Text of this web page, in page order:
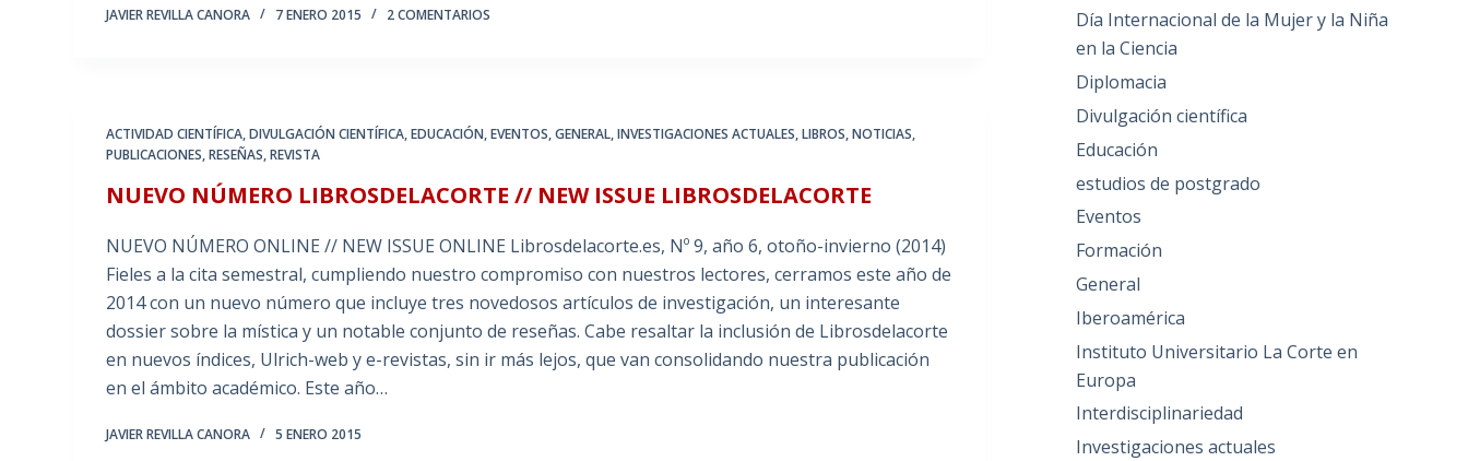
JAVIER REVILLA CANORA 7 ENERO 2015 2 COMENTARIOS
ACTIVIDAD CIENTÍFICA,DIVULGACIÓN CIENTÍFICA,EDUCACIÓN,EVENTOS,GENERAL,INVESTIGACIONES ACTUALES,LIBROS,NOTICIAS,
PUBLICACIONES,RESEÑAS,REVISTA
NUEVO NÚMERO LIBROSDELACORTE // NEW ISSUE LIBROSDELACORTE
NUEVO NÚMERO ONLINE // NEW ISSUE ONLINE Librosdelacorte.es, Nº 9, año 6, otoño-invierno (2014)
Fieles a la cita semestral, cumpliendo nuestro compromiso con nuestros lectores, cerramos este año de
2014 con un nuevo número que incluye tres novedosos artículos de investigación, un interesante
dossier sobre la mística y un notable conjunto de reseñas. Cabe resaltar la inclusión de Librosdelacorte
en nuevos índices, Ulrich-web y e-revistas, sin ir más lejos, que van consolidando nuestra publicación
en el ámbito académico. Este año…
JAVIER REVILLA CANORA 5 ENERO 2015
Día Internacional de la Mujer y la Niña
en la Ciencia
Diplomacia
Divulgación científica
Educación
estudios de postgrado
Eventos
Formación
General
Iberoamérica
Instituto Universitario La Corte en
Europa
Interdisciplinariedad
Investigaciones actuales